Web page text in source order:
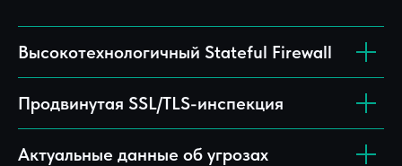
Высокотехнологичный Stateful Firewall
Продвинутая SSL/TLS-инспекция
Актуальные данные об угрозах